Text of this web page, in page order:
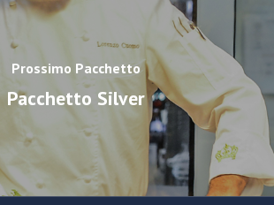
Prossimo Pacchetto
Pacchetto Silver